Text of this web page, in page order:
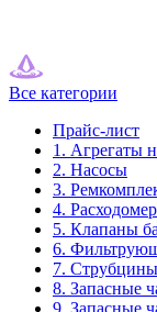
Все категории
Прайс-лист
1. Агрегаты
2. Насосы
3.
4.
5. Клапаны
6.
7.
8. Запасные